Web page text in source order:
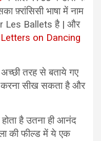
फ़्रांसिसी भाषा में नाम
Les Ballets है | और
Letters on Dancing
तरह से बताये गए
करना सीख सकता है और
है उतना ही आनंद
की फील्ड में ये एक